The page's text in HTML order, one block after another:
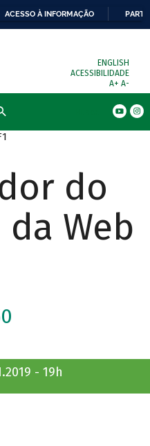
ACESSO À INFORMAÇÃO
ENGLISH
ACESSIBILIDADE
A+ A-
do
Web
- 19h